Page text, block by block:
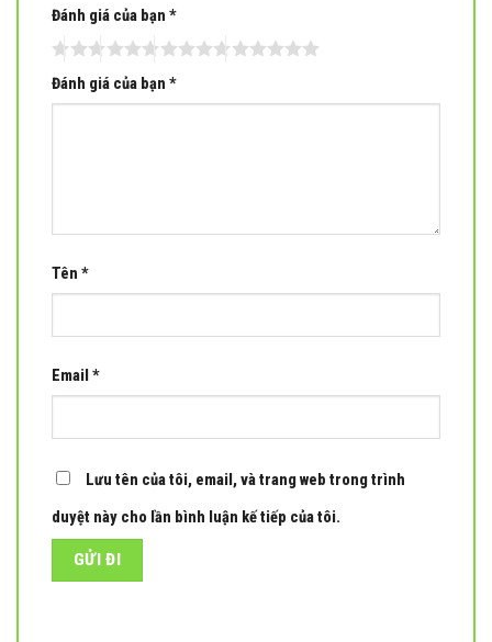
Đánh giá của bạn *
Đánh giá của bạn *
Tên *
Email *
Lưu tên của tôi, email, và trang web trong trình
duyệt này cho lần bình luận kế tiếp của tôi.